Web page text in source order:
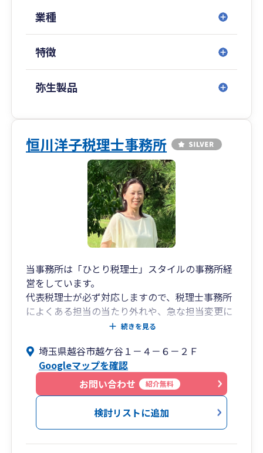
法人・個人事業主のお客様の顧問税理士、個人開
また個人事業主の方の確定申告のみの依頼もお受
けいたします。
是非ご検討いただきまして、お客様にお会いでき
ることを心待ちにしております。
電話 048-278-7631
古賀修二税理士事務所
業種
特徴
弥生製品
恒川洋子税理士事務所
当事務所は「ひとり税理士」スタイルの事務所経
営をしています。
代表税理士が必ず対応しますので、税理士事務所
によくある担当の当たり外れや、急な担当変更に
よりご迷惑をおかけすることはありませんので安
また、埼玉県越谷市を拠点としておりますがオン
ラインにより全国対応可能ですので、物理的な距
離ではなく、相性が合うか、丁寧に説明してくれ
るか、料金は適正か、レスポンスは早いか、など
をポイントにご判断ください。
続きを見る
埼玉県越谷市越ケ谷１－４－６－２Ｆ
Googleマップを確認
お問い合わせ
紹介無料
検討リストに追加